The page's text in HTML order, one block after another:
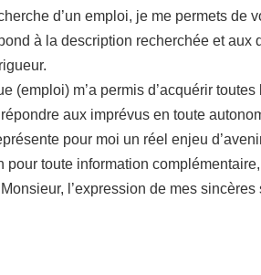
d’un emploi, je me permets
à la description recherchée et
(emploi) m’a permis d’acquérir
aux imprévus en toute
pour moi un réel enjeu
pour toute information
l’expression de mes sincères